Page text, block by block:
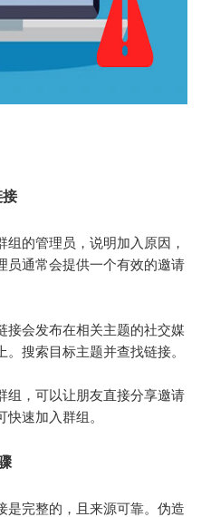
接
的管理员，说明加入原因，
员通常会提供一个有效的邀请
接会发布在相关主题的社交媒
搜索目标主题并查找链接。
组，可以让朋友直接分享邀请
速加入群组。
是完整的，且来源可靠。伪造